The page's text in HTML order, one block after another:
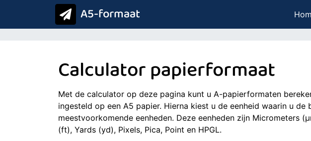
A5-formaat
Calculator papierformaat
Met de calculator op deze pagina kunt u A-papierformaten
ingesteld op een A5 papier. Hierna kiest u de eenheid waarin u
meestvoorkomende eenheden. Deze eenheden zijn Micrometers
(ft), Yards (yd), Pixels, Pica, Point en HPGL.